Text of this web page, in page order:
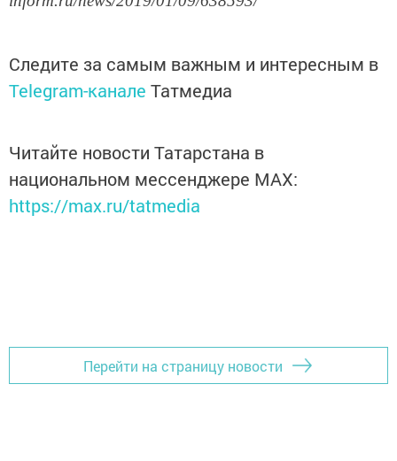
Следите за самым важным и интересным в
Telegram-канале Татмедиа
Читайте новости Татарстана в
национальном мессенджере MАХ:
https://max.ru/tatmedia
Перейти на страницу новости